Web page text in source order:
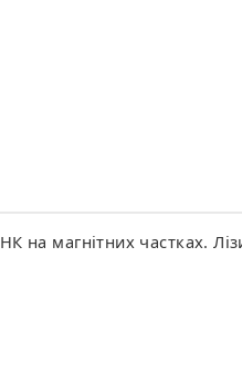
магнітних частках.